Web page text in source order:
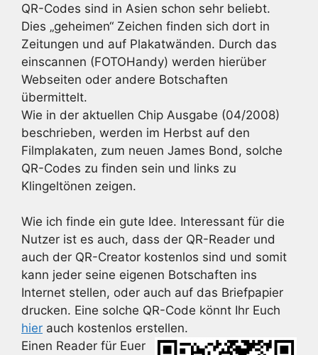
QR-Codes sind in Asien schon sehr beliebt.
Dies „geheimen“ Zeichen finden sich dort in
Zeitungen und auf Plakatwänden. Durch das
einscannen (FOTOHandy) werden hierüber
Webseiten oder andere Botschaften
übermittelt.
Wie in der aktuellen Chip Ausgabe (04/2008)
beschrieben, werden im Herbst auf den
Filmplakaten, zum neuen James Bond, solche
QR-Codes zu finden sein und links zu
Klingeltönen zeigen.
Wie ich finde ein gute Idee. Interessant für die
Nutzer ist es auch, dass der QR-Reader und
auch der QR-Creator kostenlos sind und somit
kann jeder seine eigenen Botschaften ins
Internet stellen, oder auch auf das Briefpapier
drucken. Eine solche QR-Code könnt Ihr Euch
hier auch kostenlos erstellen.
Einen Reader für Euer